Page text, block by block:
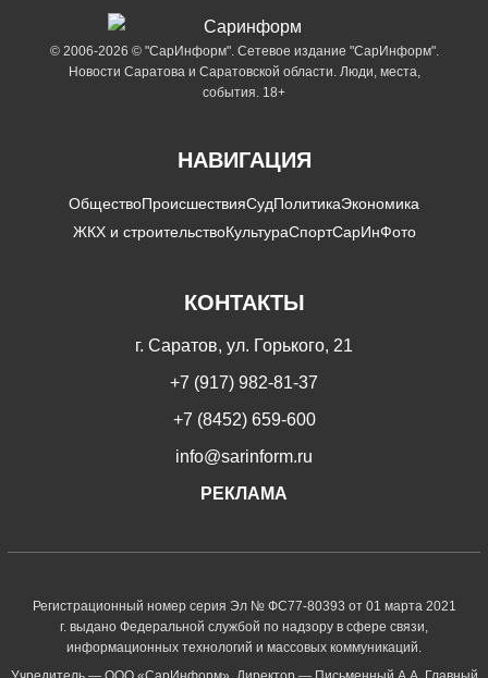
© 2006-2026 © "СарИнформ". Сетевое издание "СарИнформ".
Новости Саратова и Саратовской области. Люди, места,
события. 18+
НАВИГАЦИЯ
ОбществоПроисшествияСудПолитикаЭкономика
ЖКХ и строительствоКультураСпортСарИнФото
КОНТАКТЫ
г. Саратов, ул. Горького, 21
+7 (917) 982-81-37
+7 (8452) 659-600
info@sarinform.ru
РЕКЛАМА
Регистрационный номер серия Эл № ФС77-80393 от 01 марта 2021
г. выдано Федеральной службой по надзору в сфере связи,
информационных технологий и массовых коммуникаций.